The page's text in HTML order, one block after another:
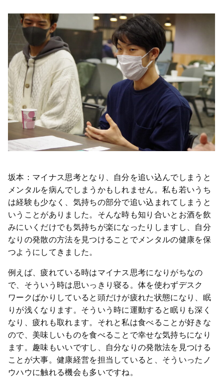
坂本：マイナス思考となり、自分を追い込んでしまうと
メンタルを病んでしまうかもしれません。私も若いうち
は経験も少なく、気持ちの部分で追い込まれてしまうと
いうことがありました。そんな時も知り合いとお酒を飲
みにいくだけでも気持ちが楽になったりしますし、自分
なりの発散の方法を見つけることでメンタルの健康を保
つようにしてきました。
例えば、疲れている時はマイナス思考になりがちなの
で、そういう時は思いっきり寝る。体を使わずデスク
ワークばかりしていると頭だけが疲れた状態になり、眠
りが浅くなります。そういう時に運動すると眠りも深く
なり、疲れも取れます。それと私は食べることが好きな
ので、美味しいものを食べることで幸せな気持ちになり
ます。趣味もいいですし、自分なりの発散法を見つける
ことが大事。健康経営を担当していると、そういったノ
ウハウに触れる機会も多いですね。